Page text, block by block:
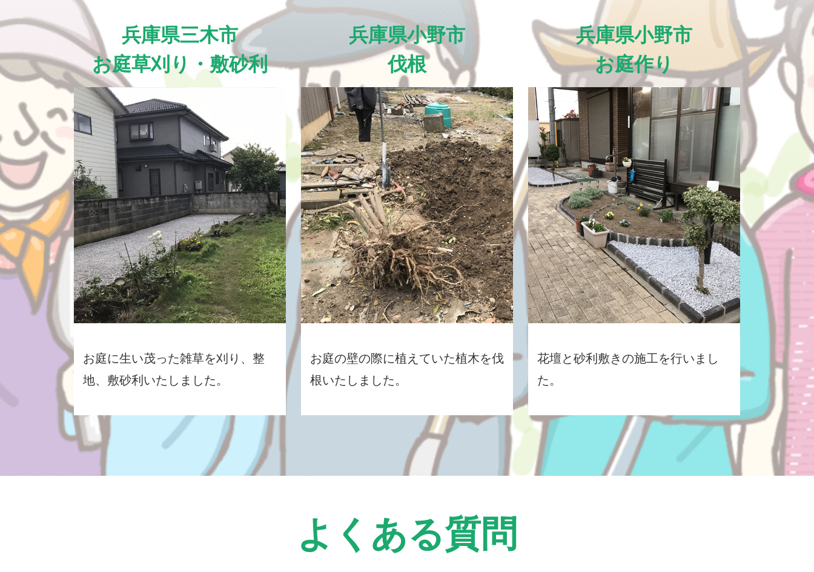
兵庫県三木市
お庭草刈り・敷砂利
お庭に生い茂った雑草を刈り、整
地、敷砂利いたしました。
兵庫県小野市
伐根
お庭の壁の際に植えていた植木を伐
根いたしました。
兵庫県小野市
お庭作り
花壇と砂利敷きの施工を行いまし
た。
よくある質問